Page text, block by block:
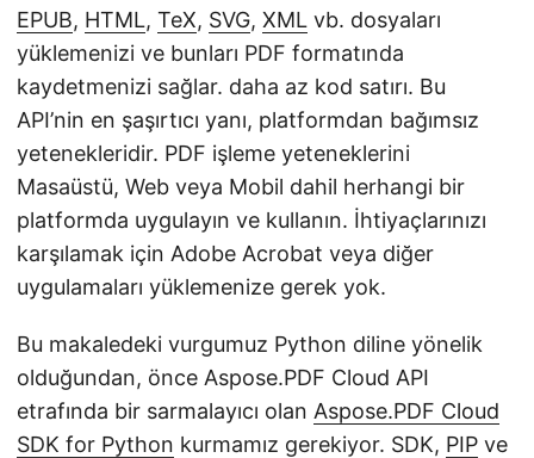
EPUB, HTML, TeX, SVG, XML vb. dosyaları
yüklemenizi ve bunları PDF formatında
kaydetmenizi sağlar. daha az kod satırı. Bu
API’nin en şaşırtıcı yanı, platformdan bağımsız
yetenekleridir. PDF işleme yeteneklerini
Masaüstü, Web veya Mobil dahil herhangi bir
platformda uygulayın ve kullanın. İhtiyaçlarınızı
karşılamak için Adobe Acrobat veya diğer
uygulamaları yüklemenize gerek yok.
Bu makaledeki vurgumuz Python diline yönelik
olduğundan, önce Aspose.PDF Cloud API
etrafında bir sarmalayıcı olan Aspose.PDF Cloud
SDK for Python kurmamız gerekiyor. SDK, PIP ve